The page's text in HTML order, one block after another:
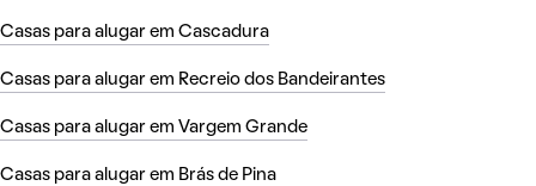
Casas para alugar em Cascadura
Casas para alugar em Recreio dos Bandeirantes
Casas para alugar em Vargem Grande
Casas para alugar em Brás de Pina